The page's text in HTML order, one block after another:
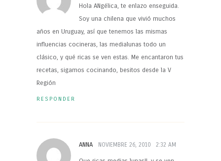
Hola ANgélica, te enlazo enseguida.
Soy una chilena que vivió muchos
años en Uruguay, así que tenemos las mismas
influencias cocineras, las medialunas todo un
clásico, y qué ricas se ven estas. Me encantaron tus
recetas, sigamos cocinando, besitos desde la V
Región
RESPONDER
ANNA NOVIEMBRE 26, 2010 2:32 AM